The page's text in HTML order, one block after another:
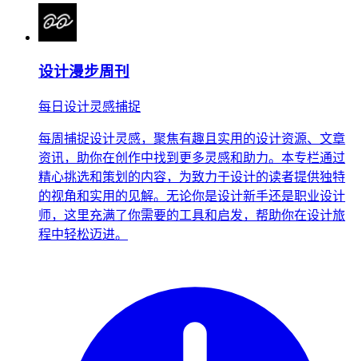
设计漫步周刊
每日设计灵感捕捉
每周捕捉设计灵感，聚焦有趣且实用的设计资源、文章
资讯，助你在创作中找到更多灵感和助力。本专栏通过
精心挑选和策划的内容，为致力于设计的读者提供独特
的视角和实用的见解。无论你是设计新手还是职业设计
师，这里充满了你需要的工具和启发，帮助你在设计旅
程中轻松迈进。